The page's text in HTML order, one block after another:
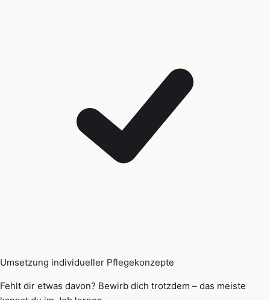
Umsetzung individueller Pflegekonzepte
Fehlt dir etwas davon? Bewirb dich trotzdem – das meiste